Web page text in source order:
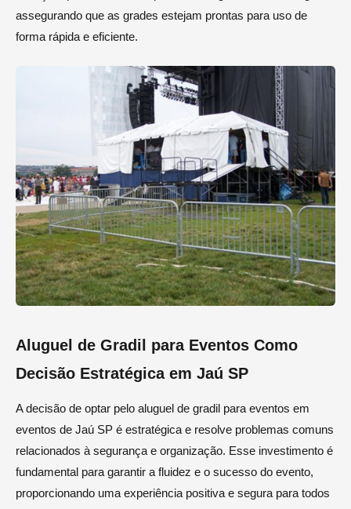
assegurando que as grades estejam prontas para uso de
forma rápida e eficiente.
Aluguel de Gradil para Eventos Como
Decisão Estratégica em Jaú SP
A decisão de optar pelo aluguel de gradil para eventos em
eventos de Jaú SP é estratégica e resolve problemas comuns
relacionados à segurança e organização. Esse investimento é
fundamental para garantir a fluidez e o sucesso do evento,
proporcionando uma experiência positiva e segura para todos